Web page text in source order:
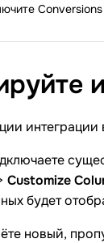
Conversions
Customize
будет
новый,